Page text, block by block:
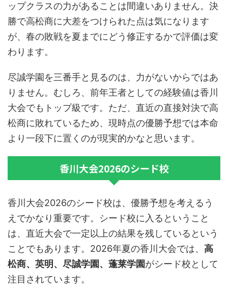
ップクラスの力があることは間違いありません。決
勝で高松商に大差をつけられた点は気になります
が、春の敗戦を夏までにどう修正するかで評価は変
わります。
尽誠学園を三番手と見るのは、力がないからではあ
りません。むしろ、 前年王者としての経験値は香川
大会でもトップ級です。ただ、直近の直接対決で高
松商に敗れているため、現時点の優勝予想では本命
より一段下に置くのが現実的かなと思います。
香川大会2026のシード校
香川大会2026のシード校は、優勝予想を考えるう
えでかなり重要です。シード校に入るということ
は、直近大会で一定以上の結果を残しているという
ことでもあります。2026年夏の香川大会では、 高
松商、英明、尽誠学園、蓬莱学園がシード校として
注目されています。